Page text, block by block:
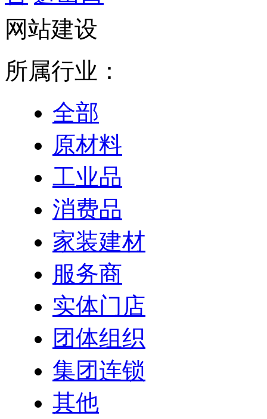
网站建设
所属行业：
全部
原材料
工业品
消费品
家装建材
服务商
实体门店
团体组织
集团连锁
其他